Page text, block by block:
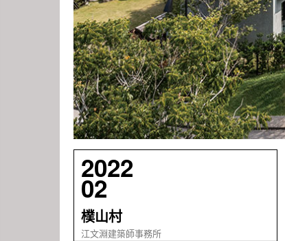
2022
02
樸山村
江文淵建築師事務所